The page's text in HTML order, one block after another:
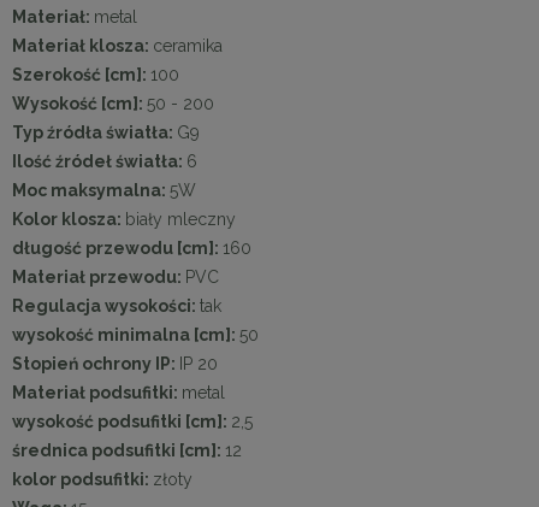
Materiał: metal
Materiał klosza: ceramika
Szerokość [cm]: 100
Wysokość [cm]: 50 - 200
Typ źródła światła: G9
Ilość źródeł światła: 6
Moc maksymalna: 5W
Kolor klosza: biały mleczny
długość przewodu [cm]: 160
Materiał przewodu: PVC
Regulacja wysokości: tak
wysokość minimalna [cm]: 50
Stopień ochrony IP: IP 20
Materiał podsufitki: metal
wysokość podsufitki [cm]: 2,5
średnica podsufitki [cm]: 12
kolor podsufitki: złoty